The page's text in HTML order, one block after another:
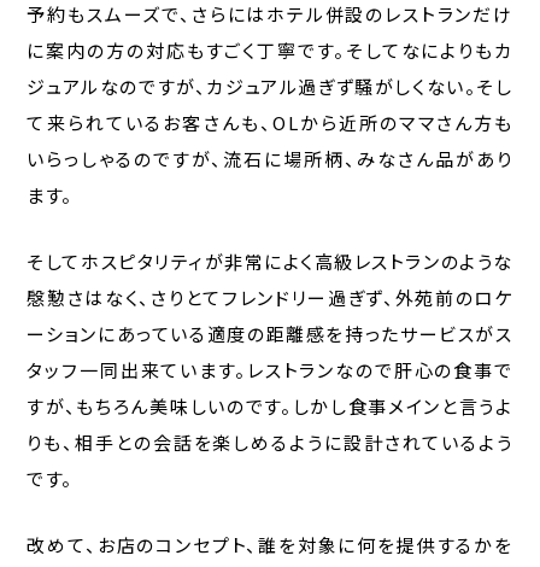
予約もスムーズで、さらにはホテル併設のレストランだけ
に案内の方の対応もすごく丁寧です。そしてなによりもカ
ジュアルなのですが、カジュアル過ぎず騒がしくない。そし
て来られているお客さんも、OLから近所のママさん方も
いらっしゃるのですが、流石に場所柄、みなさん品があり
ます。
そしてホスピタリティが非常によく高級レストランのような
慇懃さはなく、さりとてフレンドリー過ぎず、外苑前のロケ
ーションにあっている適度の距離感を持ったサービスがス
タッフ一同出来ています。レストランなので肝心の食事で
すが、もちろん美味しいのです。しかし食事メインと言うよ
りも、相手との会話を楽しめるように設計されているよう
です。
改めて、お店のコンセプト、誰を対象に何を提供するかを